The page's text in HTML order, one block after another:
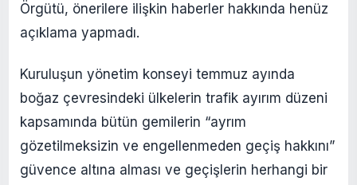
Örgütü, önerilere ilişkin haberler hakkında henüz
açıklama yapmadı.
Kuruluşun yönetim konseyi temmuz ayında
boğaz çevresindeki ülkelerin trafik ayırım düzeni
kapsamında bütün gemilerin “ayrım
gözetilmeksizin ve engellenmeden geçiş hakkını”
güvence altına alması ve geçişlerin herhangi bir